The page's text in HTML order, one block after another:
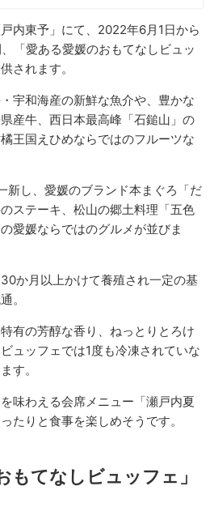
内東予」にて、2022年6月1日から
「愛ある愛媛のおもてなしビュッ
されます。
宇和海産の新鮮な魚介や、豊かな
産牛、西日本最高峰「石鎚山」の
王国えひめならではのフルーツな
新し、愛媛のブランド本まぐろ「だ
ステーキ、松山の郷土料理「五色
愛媛ならではのグルメが並びま
か月以上かけて養殖され一定の基
。
有の芳醇な香り、ねっとりとろけ
ュッフェでは1度も冷凍されていな
す。
味わえる会席メニュー 「瀬戸内夏
たりと食事を楽しめそうです。
もてなしビュッフェ」